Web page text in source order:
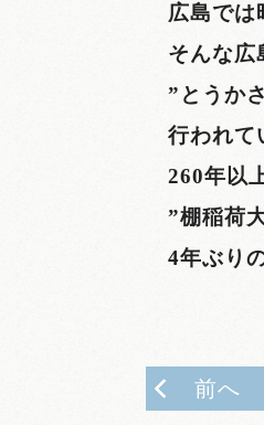
広島では
そんな広
”とうか
行われて
260年以
”棚稲荷
4年ぶり
前へ